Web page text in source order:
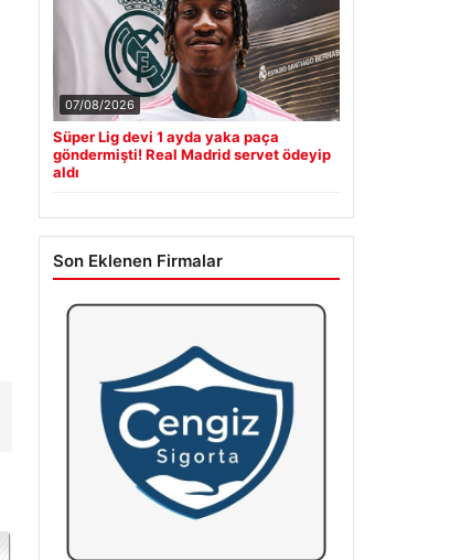
07/08/2026
Süper Lig devi 1 ayda yaka paça
göndermişti! Real Madrid servet ödeyip
aldı
Son Eklenen Firmalar